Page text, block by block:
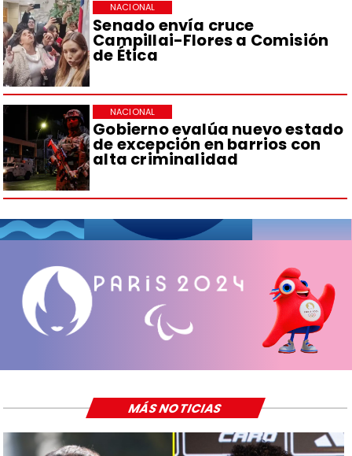
Senado envía cruce
Campillai-Flores a Comisión
de Ética
NACIONAL
Gobierno evalúa nuevo estado
de excepción en barrios con
alta criminalidad
NACIONAL
MÁS NOTICIAS